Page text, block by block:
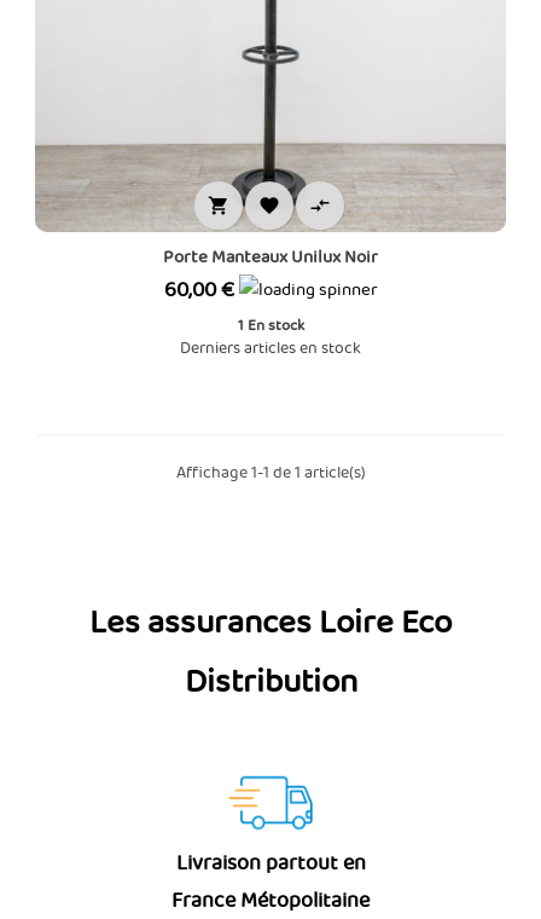
  
Porte Manteaux Unilux Noir
Prix
60,00 €
1 En stock
Derniers articles en stock
Affichage 1-1 de 1 article(s)
Les assurances Loire Eco
Distribution
Livraison partout en
France Métopolitaine